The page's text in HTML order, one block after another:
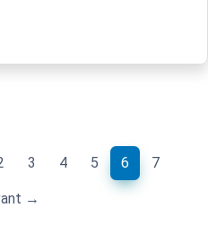
3 4 5 6(current)
7
→